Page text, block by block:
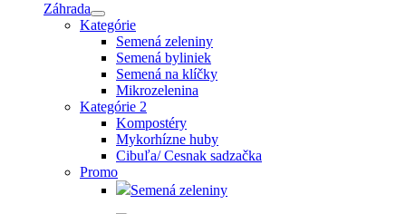
Záhrada
Kategórie
Semená zeleniny
Semená byliniek
Semená na klíčky
Mikrozelenina
Kategórie 2
Kompostéry
Mykorhízne huby
Cibuľa/ Cesnak sadzačka
Promo
Semená zeleniny